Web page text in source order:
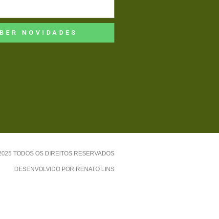
NOVIDADES
TODOS OS DIREITOS RESERVADOS
DESENVOLVIDO POR RENATO LINS